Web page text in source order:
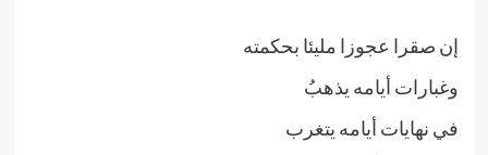
إن صقرا عجوزا مليئا بحكمته
وغبارات أيامه يذهبُ
في نهايات أيامه يتغرب